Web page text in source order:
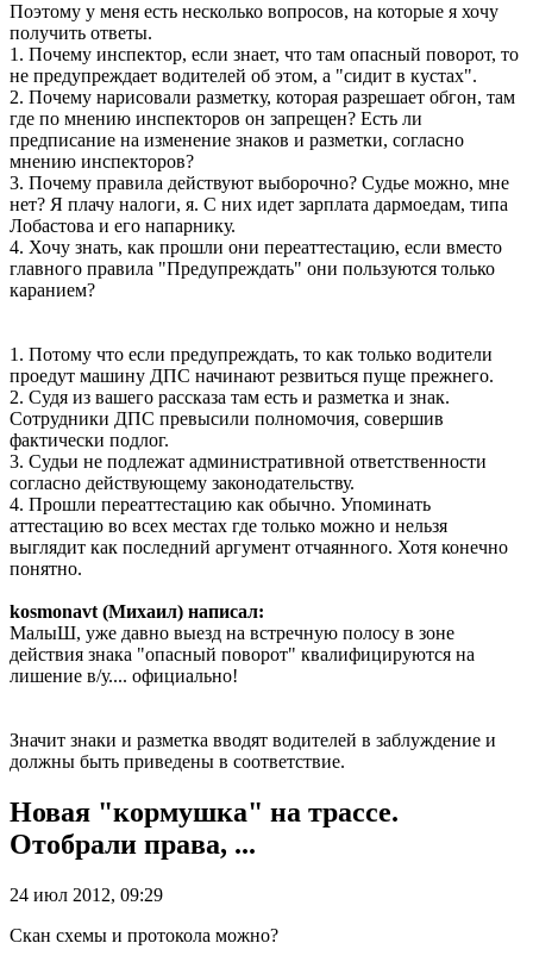
Поэтому у меня есть несколько вопросов, на которые я хочу
получить ответы.
1. Почему инспектор, если знает, что там опасный поворот, то
не предупреждает водителей об этом, а "сидит в кустах".
2. Почему нарисовали разметку, которая разрешает обгон, там
где по мнению инспекторов он запрещен? Есть ли
предписание на изменение знаков и разметки, согласно
мнению инспекторов?
3. Почему правила действуют выборочно? Судье можно, мне
нет? Я плачу налоги, я. С них идет зарплата дармоедам, типа
Лобастова и его напарнику.
4. Хочу знать, как прошли они переаттестацию, если вместо
главного правила "Предупреждать" они пользуются только
каранием?
1. Потому что если предупреждать, то как только водители
проедут машину ДПС начинают резвиться пуще прежнего.
2. Судя из вашего рассказа там есть и разметка и знак.
Сотрудники ДПС превысили полномочия, совершив
фактически подлог.
3. Судьи не подлежат административной ответственности
согласно действующему законодательству.
4. Прошли переаттестацию как обычно. Упоминать
аттестацию во всех местах где только можно и нельзя
выглядит как последний аргумент отчаянного. Хотя конечно
понятно.
kosmonavt (Михаил) написал:
МалыШ, уже давно выезд на встречную полосу в зоне
действия знака "опасный поворот" квалифицируются на
лишение в/у.... официально!
Значит знаки и разметка вводят водителей в заблуждение и
должны быть приведены в соответствие.
Новая "кормушка" на трассе.
Отобрали права, ...
24 июл 2012, 09:29
Скан схемы и протокола можно?